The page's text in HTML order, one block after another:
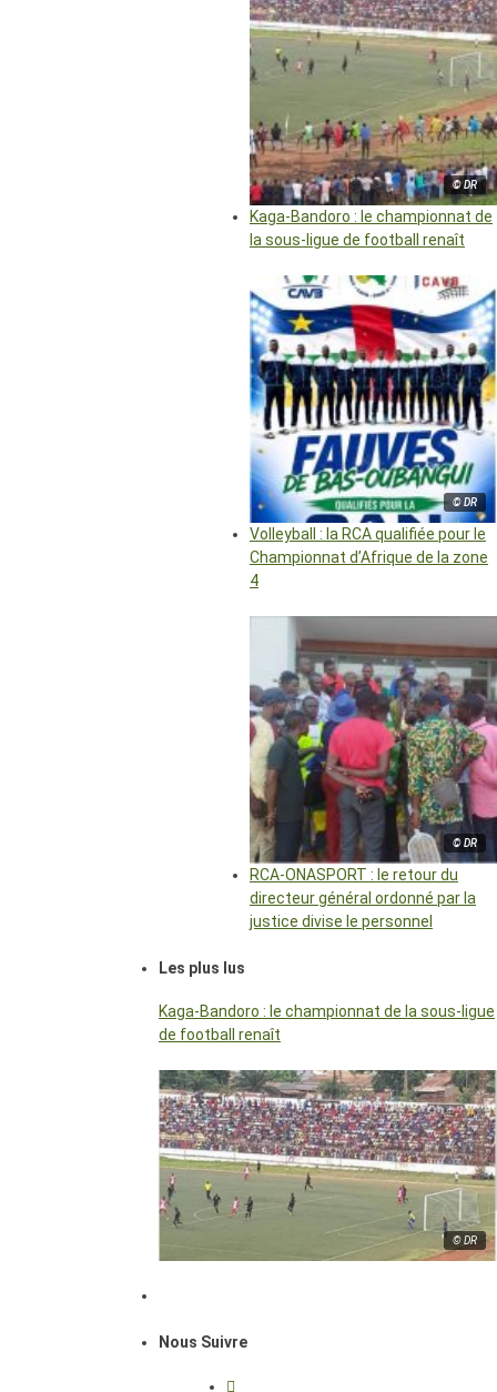
© DR
Kaga-Bandoro : le championnat de
la sous-ligue de football renaît
© DR
Volleyball : la RCA qualifiée pour le
Championnat d’Afrique de la zone
4
© DR
RCA-ONASPORT : le retour du
directeur général ordonné par la
justice divise le personnel
Les plus lus
Kaga-Bandoro : le championnat de la sous-ligue
de football renaît
© DR
Nous Suivre